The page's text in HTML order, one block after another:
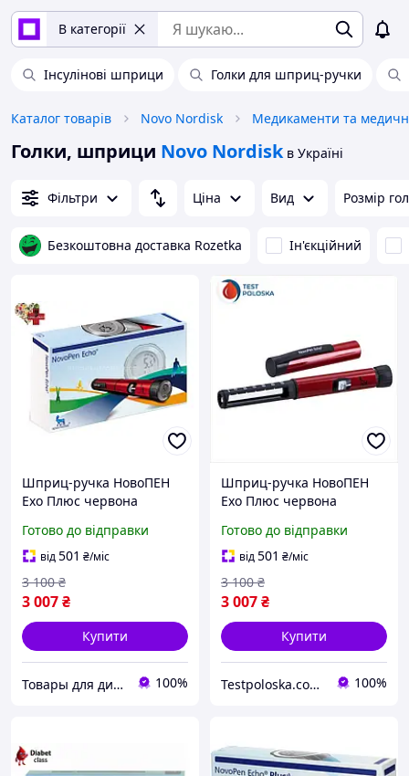
В категорії
Інсулінові шприци Голки для шприц-ручки
Каталог товарів Novo Nordisk Медикаменти та
Голки, шприци Novo Nordisk в Україні
Фільтри Ціна Вид Розмір
Безкоштовна доставка Rozetka Ін'єкційний
Шприц-ручка НовоПЕН
Ехо Плюс червона
зберіганням пам'яті та
NFC
Готово до відправки
від501 ₴/міс
3 007₴
3 100 ₴
Купити
Товары для диабета 100%
Шприц-ручка НовоПЕН
Ехо Плюс червона
зберіганням пам'яті та
NFC
Готово до відправки
від501 ₴/міс
3 007₴
3 100 ₴
Купити
Testpoloska.com.ua 100%